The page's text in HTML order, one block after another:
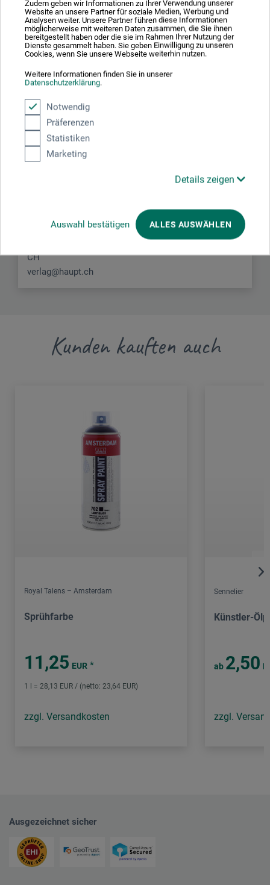
Zudem geben wir Informationen zu Ihrer Verwendung unserer
Website an unsere Partner für soziale Medien, Werbung und
Analysen weiter. Unsere Partner führen diese Informationen
möglicherweise mit weiteren Daten zusammen, die Sie ihnen
bereitgestellt haben oder die sie im Rahmen Ihrer Nutzung der
Dienste gesammelt haben. Sie geben Einwilligung zu unseren
Cookies, wenn Sie unsere Webseite weiterhin nutzen.
Weitere Informationen finden Sie in unserer
Datenschutzerklärung.
Notwendig
Präferenzen
Statistiken
Marketing
Details zeigen
Auswahl bestätigen ALLES AUSWÄHLEN
Schreiben Sie die erste Bewertung zu diesem Produkt
JETZT PRODUKT BEWERTEN
Hersteller-Kontakt
Hier finden Sie die Kontaktdaten des Herstellers zu
Falkenplatz 14
CH
verlag@haupt.ch
Kunden kauften auch
Royal Talens – Amsterdam
Sprühfarbe
11,25 EUR *
1 l = 28,13 EUR / (netto: 23,64 EUR)
zzgl. Versandkosten
Sennelier
Künstler-
ab 2,50
zzgl.
Ausgezeichnet sicher